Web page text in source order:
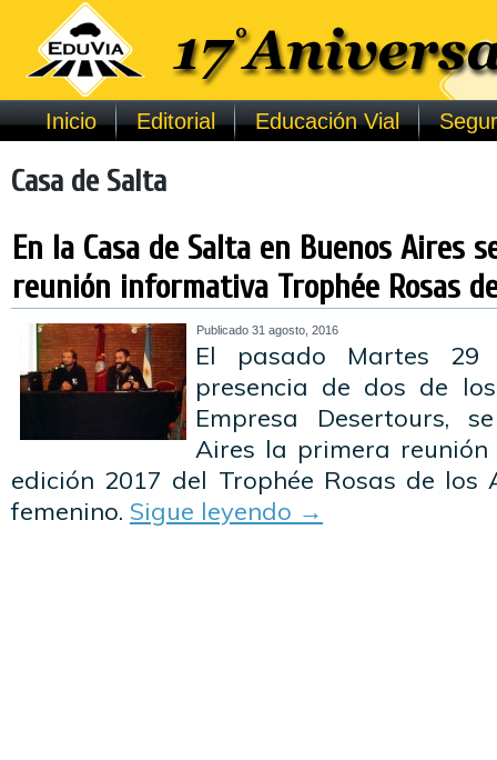
Inicio Editorial Educación Vial
Casa de Salta
En la Casa de Salta en Buenos Aires
reunión informativa Trophée Rosas
Publicado 31 agosto, 2016
El pasado Martes
presencia de dos de
Empresa Desertours,
Aires la primera
edición 2017 del Trophée Rosas de los
femenino. Sigue leyendo →